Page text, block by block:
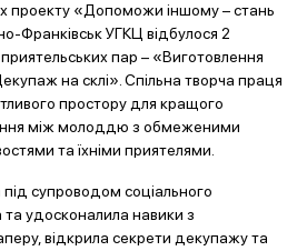
проекту «Допоможи іншому – стань
Франківськ УГКЦ відбулося 2
пар – «Виготовлення
на склі». Спільна творча праця
простору для кращого
між молоддю з обмеженими
та їхніми приятелями.
супроводом соціального
удосконалила навики з
відкрила секрети декупажу та